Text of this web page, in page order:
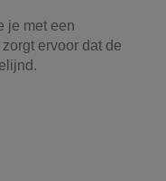
je met een
ervoor dat de